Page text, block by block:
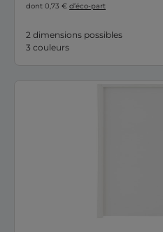
dont 0,73 € d’éco-part
2 dimensions possibles
3 couleurs